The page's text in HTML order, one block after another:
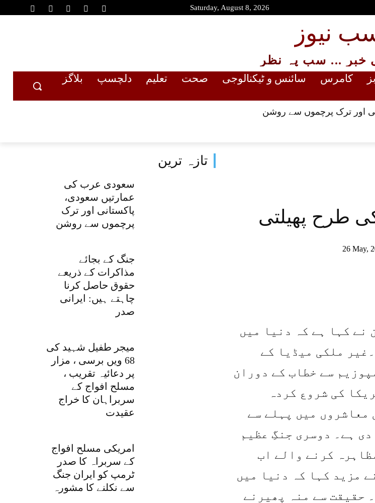
Saturday, August 8, 2026
نیوز
... سب پہ نظر
کامرس سائنس و ٹیکنالوجی صحت تعلیم دلچسپ
بلاگز
اور ترک پرچموں سے روشن
تازہ ترین
سعودی عرب کی
عمارتیں سعودی،
پاکستانی اور ترک
پرچموں سے روشن
جنگ کے بجائے
مذاکرات کے ذریعے
حقوق حاصل کرنا
چاہتے ہیں: ایرانی
صدر
میجر طفیل شہید کی
68 ویں برسی ، مزار
پر دعائیہ تقریب ،
مسلح افواج کے
سربراہان کا خراج
عقیدت
امریکی مسلح افواج
کے سربراہ کا صدر
ٹرمپ کو ایران جنگ
سے نکلنے کا مشورہ
طرح پھیلتی
26 May,
نے کہا ہے کہ دنیا میں
ملکی میڈیا کے
سے خطاب کے دوران
کی شروع کردہ
معاشروں میں پہلے سے
دی ہے۔ دوسری جنگِ عظیم
کرنے والے اب
مزید کہا کہ دنیا میں
حقیقت سے منہ پھیرنے